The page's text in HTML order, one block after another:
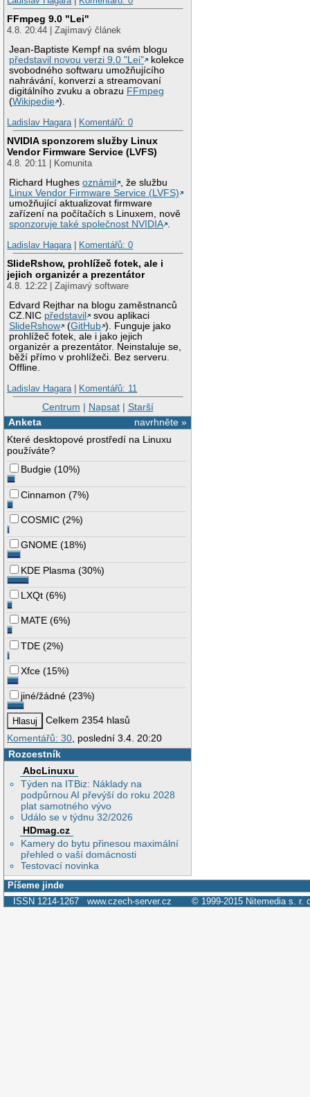
FFmpeg 9.0 "Lei"
4.8. 20:44 | Zajímavý článek
Jean-Baptiste Kempf na svém blogu
představil novou verzi 9.0 "Lei"
kolekce
svobodného softwaru umožňujícího
nahrávání, konverzi a streamovaní
digitálního zvuku a obrazu FFmpeg
(Wikipedie ).
Ladislav Hagara| Komentářů: 0
NVIDIA sponzorem služby Linux
Vendor Firmware Service (LVFS)
4.8. 20:11 | Komunita
Richard Hughesoznámil
, že službu
Linux Vendor Firmware Service (LVFS)
umožňující aktualizovat firmware
zařízení na počítačích s Linuxem, nově
sponzoruje také společnost NVIDIA .
Ladislav Hagara| Komentářů: 0
SlideRshow, prohlížeč fotek, ale i
jejich organizér a prezentátor
4.8. 12:22 | Zajímavý software
Edvard Rejthar na blogu zaměstnanců
CZ.NIC představil
svou aplikaci
SlideRshow
(GitHub ). Funguje jako
prohlížeč fotek, ale i jako jejich
organizér a prezentátor. Neinstaluje se,
běží přímo v prohlížeči. Bez serveru.
Offline.
Ladislav Hagara| Komentářů: 11
Centrum | Napsat| Starší
navrhněte »
Anketa
Které desktopové prostředí na Linuxu
používáte?
Budgie (10%)
Cinnamon (7%)
COSMIC (2%)
GNOME (18%)
KDE Plasma (30%)
LXQt (6%)
MATE (6%)
TDE (2%)
Xfce (15%)
jiné/žádné (23%)
Celkem 2354 hlasů
Komentářů: 30 , poslední 3.4. 20:20
Rozcestník
AbcLinuxu
Týden na ITBiz: Náklady na
podpůrnou AI převýší do roku 2028
plat samotného vývo
Událo se v týdnu 32/2026
HDmag.cz
Kamery do bytu přinesou maximální
přehled o vaší domácnosti
Testovací novinka
Píšeme jinde
ISSN 1214-1267 www.czech-server.cz © 1999-2015 Nitemedia s. r.